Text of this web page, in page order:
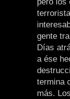
gente
Días
a ése
termina
más.